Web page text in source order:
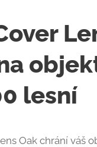
lesní
Oak chrání váš